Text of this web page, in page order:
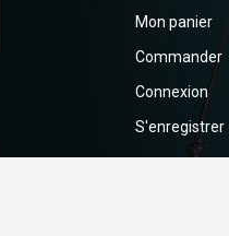
Mon panier
Commander
Connexion
S'enregistrer